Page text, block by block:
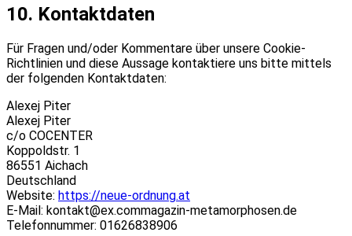
10. Kontaktdaten
Für Fragen und/oder Kommentare über unsere Cookie-
Richtlinien und diese Aussage kontaktiere uns bitte mittels
der folgenden Kontaktdaten:
Alexej Piter
Alexej Piter
c/o COCENTER
Koppoldstr. 1
86551 Aichach
Deutschland
Website: https://neue-ordnung.at
E-Mail: kontakt@ex.commagazin-metamorphosen.de
Telefonnummer: 01626838906